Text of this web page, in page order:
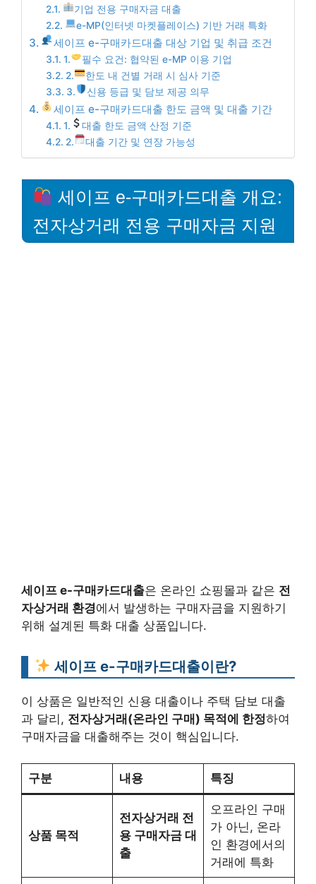
기업 전용 구매자금 대출
e-MP(인터넷 마켓플레이스) 기반 거래 특화
세이프 e-구매카드대출 대상 기업 및 취급 조건
1.
필수 요건: 협약된 e-MP 이용 기업
2.
한도 내 건별 거래 시 심사 기준
3.
신용 등급 및 담보 제공 의무
세이프 e-구매카드대출 한도 금액 및 대출 기간
1.
대출 한도 금액 산정 기준
2.
대출 기간 및 연장 가능성
세이프 e-구매카드대출 개요:
전자상거래 전용 구매자금 지원
세이프 e-구매카드대출은 온라인 쇼핑몰과 같은 전
자상거래 환경에서 발생하는 구매자금을 지원하기
위해 설계된 특화 대출 상품입니다.
세이프 e-구매카드대출이란?
이 상품은 일반적인 신용 대출이나 주택 담보 대출
과 달리, 전자상거래(온라인 구매) 목적에 한정하여
구매자금을 대출해주는 것이 핵심입니다.
구분 내용 특징
상품 목적
전자상거래 전
용 구매자금 대
출
오프라인 구매
가 아닌, 온라
인 환경에서의
거래에 특화